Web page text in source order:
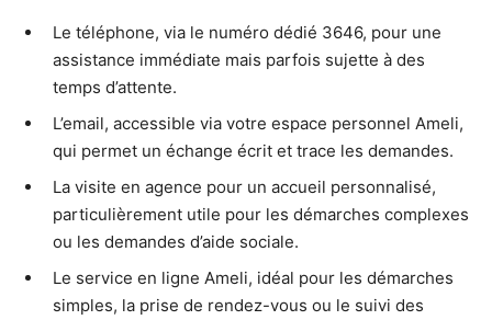
Le téléphone, via le numéro dédié 3646, pour une
assistance immédiate mais parfois sujette à des
temps d’attente.
L’email, accessible via votre espace personnel Ameli,
qui permet un échange écrit et trace les demandes.
La visite en agence pour un accueil personnalisé,
particulièrement utile pour les démarches complexes
ou les demandes d’aide sociale.
Le service en ligne Ameli, idéal pour les démarches
simples, la prise de rendez-vous ou le suivi des